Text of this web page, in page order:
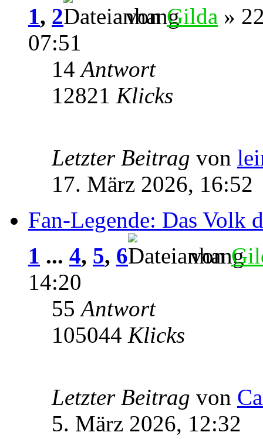
1, 2 vonGilda »
07:51
14Antwort
12821 Klicks
Letzter Beitrag von
17. März 2026, 16:52
Fan-Legende: Das Volk
1 ... 4, 5, 6 von
14:20
55Antwort
105044 Klicks
Letzter Beitrag von
5. März 2026, 12:32